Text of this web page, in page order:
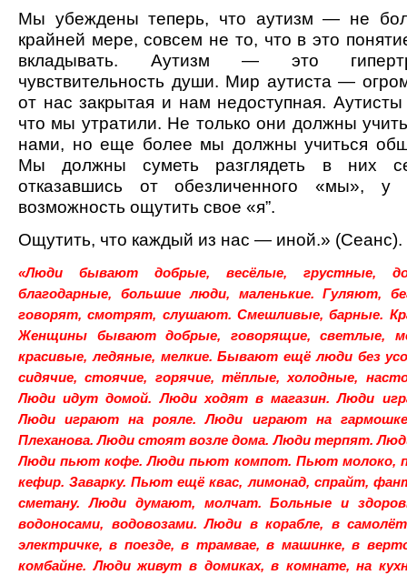
Мы убеждены теперь, что аутизм — не
крайней мере, совсем не то, что в это
вкладывать. Аутизм — это
чувствительность души. Мир аутиста —
от нас закрытая и нам недоступная.
что мы утратили. Не только они должны
нами, но еще более мы должны учиться
Мы должны суметь разглядеть в них
отказавшись от обезличенного «мы», у
возможность ощутить свое «я”.
Ощутить, что каждый из нас — иной.» (Сеанс).
«Люди бывают добрые, весёлые, грустные,
благодарные, большие люди, маленькие. Гуляют,
говорят, смотрят, слушают. Смешливые, барные.
Женщины бывают добрые, говорящие, светлые,
красивые, ледяные, мелкие. Бывают ещё люди без
сидячие, стоячие, горячие, тёплые, холодные,
Люди идут домой. Люди ходят в магазин. Люди
Люди играют на рояле. Люди играют на
Плеханова. Люди стоят возле дома. Люди терпят.
Люди пьют кофе. Люди пьют компот. Пьют молоко,
кефир. Заварку. Пьют ещё квас, лимонад, спрайт,
сметану. Люди думают, молчат. Больные и
водоносами, водовозами. Люди вкорабле, в
электричке, в поезде, в трамвае, в машинке, в
комбайне. Люди живут в домиках, в комнате, на